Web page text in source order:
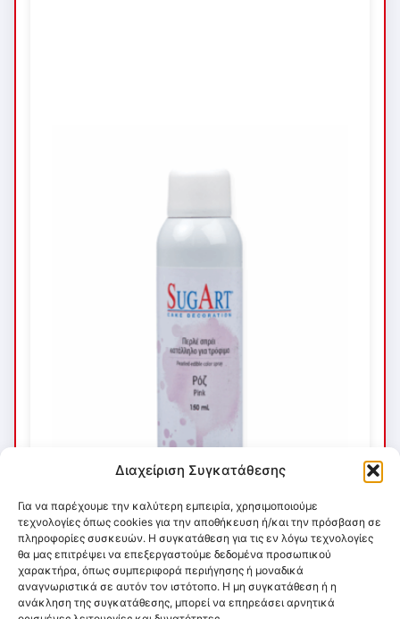
Διαχείριση Συγκατάθεσης
Για να παρέχουμε την καλύτερη εμπειρία, χρησιμοποιούμε
τεχνολογίες όπως cookies για την αποθήκευση ή/και την πρόσβαση σε
πληροφορίες συσκευών. Η συγκατάθεση για τις εν λόγω τεχνολογίες
θα μας επιτρέψει να επεξεργαστούμε δεδομένα προσωπικού
χαρακτήρα, όπως συμπεριφορά περιήγησης ή μοναδικά
αναγνωριστικά σε αυτόν τον ιστότοπο. Η μη συγκατάθεση ή η
ανάκληση της συγκατάθεσης, μπορεί να επηρεάσει αρνητικά